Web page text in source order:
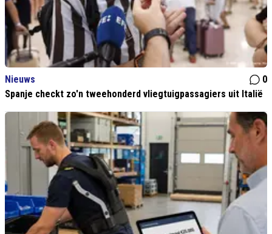
Nieuws
0
Spanje checkt zo'n tweehonderd vliegtuigpassagiers uit Italië